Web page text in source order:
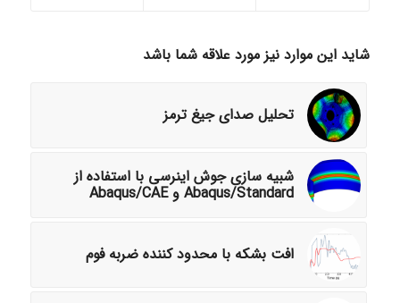
شاید این موارد نیز مورد علاقه شما باشد
تحلیل صدای جیغ ترمز
شبیه سازی جوش اینرسی با استفاده از
Abaqus/Standard و Abaqus/CAE
افت بشکه با محدود کننده ضربه فوم